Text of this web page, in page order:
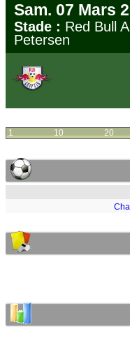
Sam. 07 Mars
Stade : Red Bull
Petersen
1 10 20